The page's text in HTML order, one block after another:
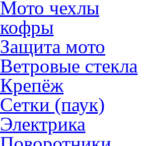
Мото чехлы
кофры
Защита мото
Ветровые стекла
Крепёж
Сетки (паук)
Электрика